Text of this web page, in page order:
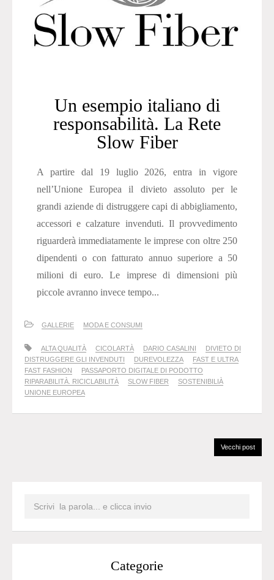
Un esempio italiano di
responsabilità. La Rete
Slow Fiber
A partire dal 19 luglio 2026, entra in vigore
nell’Unione Europea il divieto assoluto per le
grandi aziende di distruggere capi di abbigliamento,
accessori e calzature invenduti. Il provvedimento
riguarderà immediatamente le imprese con oltre 250
dipendenti o con fatturato annuo superiore a 50
milioni di euro. Le imprese di dimensioni più
piccole avranno invece tempo...
GALLERIE MODA E CONSUMI
ALTA QUALITÀ CICOLARTÀ DARIO CASALINI
DIVIETO DI
DISTRUGGERE GLI INVENDUTI
DUREVOLEZZA
FAST E ULTRA
FAST FASHION
PASSAPORTO DIGITALE DI PODOTTO
RIPARABILITÀ. RICICLABILITÀ
SLOW FIBER
SOSTENIBILIÀ
UNIONE EUROPEA
Vecchi post
Categorie